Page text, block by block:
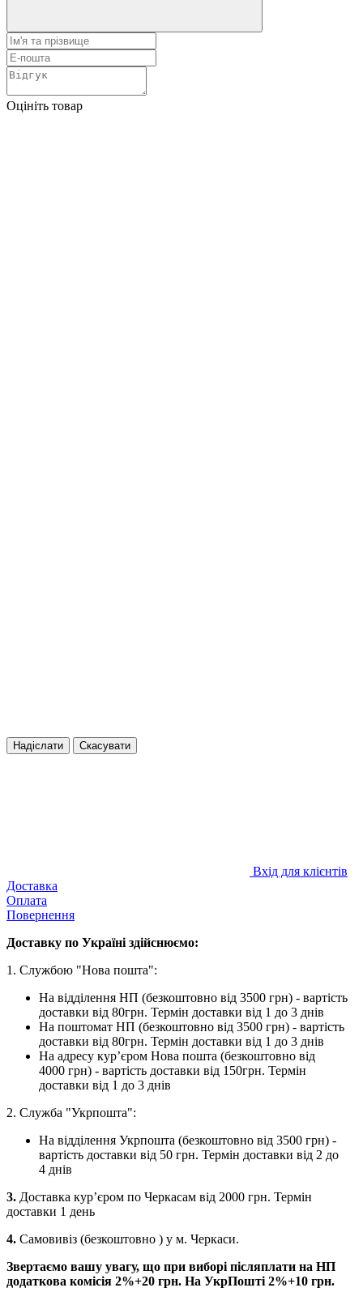
Оцініть товар
Надіслати Скасувати
Вхід для клієнтів
Доставка
Оплата
Повернення
Доставку по Україні здійснюємо:
1. Службою "Нова пошта":
На відділення НП (безкоштовно від 3500 грн) - вартість
доставки від 80грн. Термін доставки від 1 до 3 днів
На поштомат НП (безкоштовно від 3500 грн) - вартість
доставки від 80грн. Термін доставки від 1 до 3 днів
На адресу кур’єром Нова пошта (безкоштовно від
4000 грн) - вартість доставки від 150грн. Термін
доставки від 1 до 3 днів
2. Служба "Укрпошта":
На відділення Укрпошта (безкоштовно від 3500 грн) -
вартість доставки від 50 грн. Термін доставки від 2 до
4 днів
3. Доставка кур’єром по Черкасам від 2000 грн. Термін
доставки 1 день
4. Самовивіз (безкоштовно ) у м. Черкаси.
Звертаємо вашу увагу, що при виборі післяплати на НП
додаткова комісія 2%+20 грн. На УкрПошті 2%+10 грн.